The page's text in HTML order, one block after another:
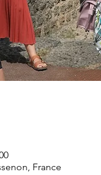
France